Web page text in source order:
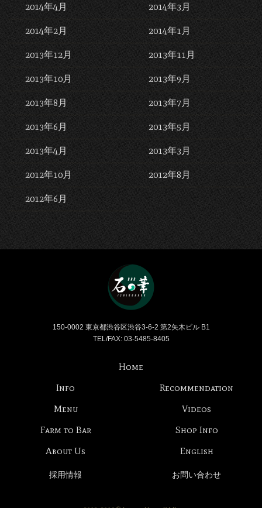
2014年4月 2014年3月
2014年2月 2014年1月
2013年12月 2013年11月
2013年10月 2013年9月
2013年8月 2013年7月
2013年6月 2013年5月
2013年4月 2013年3月
2012年10月 2012年8月
2012年6月
150-0002 東京都渋谷区渋谷3-6-2 第2矢木ビル B1
TEL/FAX: 03-5485-8405
Home
Info
Recommendation
Menu
Videos
Farm to Bar
Shop Info
About Us
English
採用情報 お問い合わせ